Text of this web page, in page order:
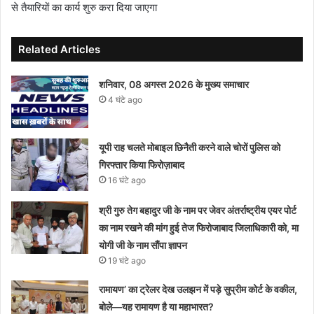
से तैयारियों का कार्य शुरु करा दिया जाएगा
Related Articles
शनिवार, 08 अगस्त 2026 के मुख्य समाचार
4 घंटे ago
यूपी राह चलते मोबाइल छिनैती करने वाले चोरों पुलिस को
गिरफ्तार किया फिरोज़ाबाद
16 घंटे ago
श्री गुरु तेग बहादुर जी के नाम पर जेवर अंतर्राष्ट्रीय एयर पोर्ट
का नाम रखने की मांग हुई तेज फिरोजाबाद जिलाधिकारी को, मा
योगी जी के नाम सौंपा ज्ञापन
19 घंटे ago
रामायण’ का ट्रेलर देख उलझन में पड़े सुप्रीम कोर्ट के वकील,
बोले—यह रामायण है या महाभारत?